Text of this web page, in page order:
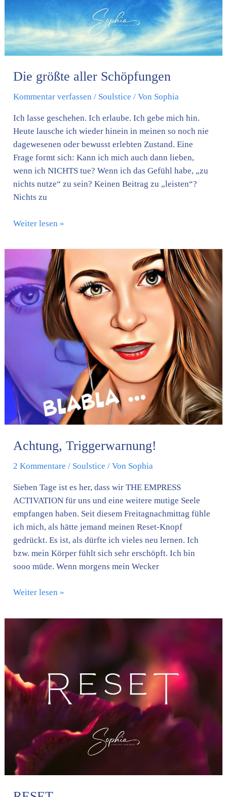
Die größte aller Schöpfungen
Kommentar verfassen / Soulstice / Von Sophia
Ich lasse geschehen. Ich erlaube. Ich gebe mich hin.
Heute lausche ich wieder hinein in meinen so noch nie
dagewesenen oder bewusst erlebten Zustand. Eine
Frage formt sich: Kann ich mich auch dann lieben,
wenn ich NICHTS tue? Wenn ich das Gefühl habe, „zu
nichts nutze“ zu sein? Keinen Beitrag zu „leisten“?
Nichts zu
Weiter lesen »
Achtung, Triggerwarnung!
2 Kommentare / Soulstice / Von Sophia
Sieben Tage ist es her, dass wir THE EMPRESS
ACTIVATION für uns und eine weitere mutige Seele
empfangen haben. Seit diesem Freitagnachmittag fühle
ich mich, als hätte jemand meinen Reset-Knopf
gedrückt. Es ist, als dürfte ich vieles neu lernen. Ich
bzw. mein Körper fühlt sich sehr erschöpft. Ich bin
sooo müde. Wenn morgens mein Wecker
Triggerwarnung!
Weiter lesen »